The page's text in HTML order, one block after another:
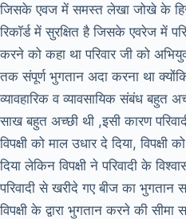
जिसके एवज में समस्त लेखा जोखे के
रिकॉर्ड में सुरक्षित है जिसके एवरेज में
करने को कहा था परिवार जी को
तक संपूर्ण भुगतान अदा करना था क्योंकि
व्यावहारिक व व्यावसायिक संबंध बहुत
साख बहुत अच्छी थी ,इसी कारण
विपक्षी को माल उधार दे दिया, विपक्षी
दिया लेकिन विपक्षी ने परिवादी के
परिवादी से खरीदे गए बीज का भुगतान
विपक्षी के द्वारा भुगतान करने की सीमा